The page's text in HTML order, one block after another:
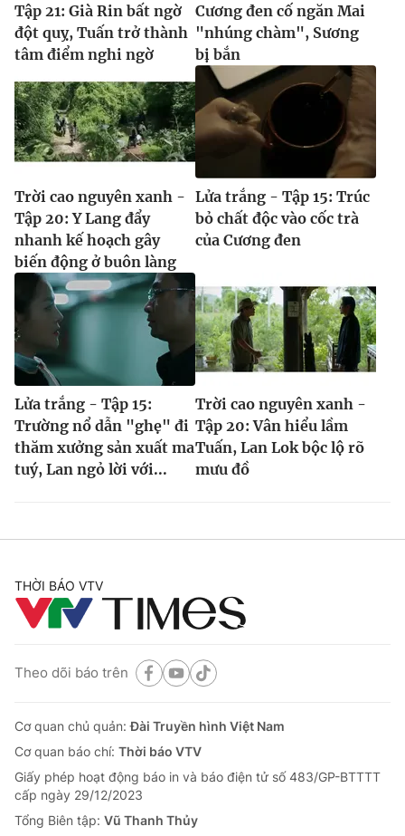
Tập 21: Già Rin bất ngờ
đột quỵ, Tuấn trở thành
tâm điểm nghi ngờ
Cương đen cố ngăn Mai
"nhúng chàm", Sương
bị bắn
Trời cao nguyên xanh -
Tập 20: Y Lang đẩy
nhanh kế hoạch gây
biến động ở buôn làng
Lửa trắng - Tập 15: Trúc
bỏ chất độc vào cốc trà
của Cương đen
Lửa trắng - Tập 15:
Trường nổ dẫn "ghẹ" đi
thăm xưởng sản xuất ma
tuý, Lan ngỏ lời với...
Trời cao nguyên xanh -
Tập 20: Vân hiểu lầm
Tuấn, Lan Lok bộc lộ rõ
mưu đồ
THỜI BÁO VTV
Theo dõi báo trên
Cơ quan chủ quản:Đài Truyền hình Việt Nam
Cơ quan báo chí: Thời báo VTV
Giấy phép hoạt động báo in và báo điện tử số 483/GP-BTTTT
cấp ngày 29/12/2023
Tổng Biên tập: Vũ Thanh Thủy